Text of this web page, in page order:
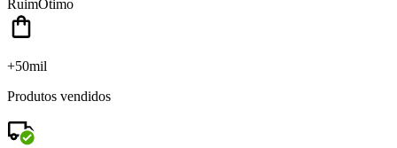
RuimÓtimo
+50mil
Produtos vendidos